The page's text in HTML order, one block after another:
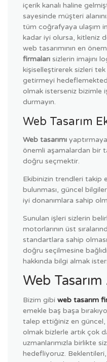
içerik kanalı haline
sayesinde müşteri
tüm coğrafyaya ulaşım
kadar iyi olursa, kitleniz
web tasarımının en
firmaları sizlerin imajını
kişiselleştirerek sizleri
getirmeyi
olmak isterseniz bizimle
durmayın.
Web Tasarım
Web tasarımı
önemli aşamalardan bir
doğru seçmektir.
Ekibinizin trendleri takip
bulunması, güncel
iyi donanımlara sahip
Sunulan işleri sizlerin
motorlarının üst
standartlara sahip
doğru seçilmesine
hakkında bilgi almak
Web Tasarım
Bizim gibi web tasarım
emekle baş başa
talep ettiğiniz en güncel,
olmak bizlerle artık çok
uzmanlarımızla birlikte
hedefliyoruz.